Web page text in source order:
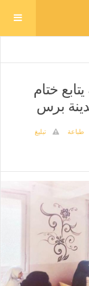
ختام
برس
طباعة
تبليغ